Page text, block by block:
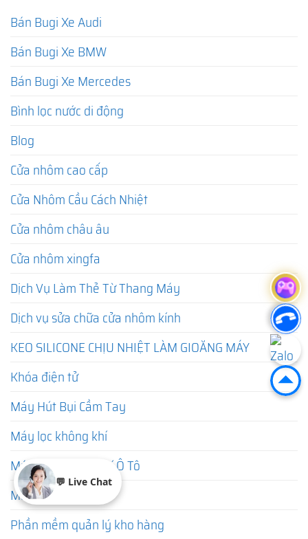
Bán Bugi Xe Audi
Bán Bugi Xe BMW
Bán Bugi Xe Mercedes
Bình lọc nước di động
Blog
Cửa nhôm cao cấp
Cửa Nhôm Cầu Cách Nhiệt
Cửa nhôm châu âu
Cửa nhôm xingfa
Dịch Vụ Làm Thẻ Từ Thang Máy
Dịch vụ sửa chữa cửa nhôm kính
KEO SILICONE CHỊU NHIỆT LÀM GIOĂNG MÁY
Khóa điện tử
Máy Hút Bụi Cầm Tay
Máy lọc không khí
Máy Lọc Không Khí Ô Tô
Máy sưởi mini
Phần mềm quản lý kho hàng
💬 Live Chat